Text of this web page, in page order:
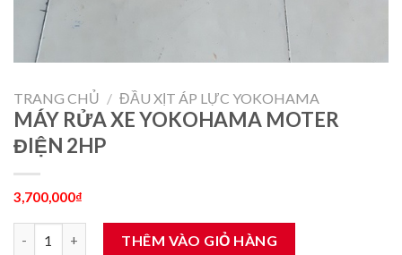
TRANG CHỦ / ĐẦU XỊT ÁP LỰC YOKOHAMA
MÁY RỬA XE YOKOHAMA MOTER
ĐIỆN 2HP
3,700,000₫
MÁY RỬA XE YOKOHAMA MOTER ĐIỆN 2HP số lượng
THÊM VÀO GIỎ HÀNG